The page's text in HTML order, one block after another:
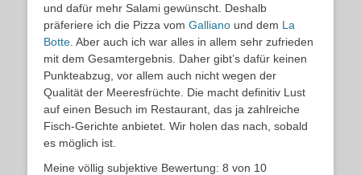
und dafür mehr Salami gewünscht. Deshalb
präferiere ich die Pizza vom Galliano und dem La
Botte . Aber auch ich war alles in allem sehr zufrieden
mit dem Gesamtergebnis. Daher gibt’s dafür keinen
Punkteabzug, vor allem auch nicht wegen der
Qualität der Meeresfrüchte. Die macht definitiv Lust
auf einen Besuch im Restaurant, das ja zahlreiche
Fisch-Gerichte anbietet. Wir holen das nach, sobald
es möglich ist.
Meine völlig subjektive Bewertung: 8 von 10